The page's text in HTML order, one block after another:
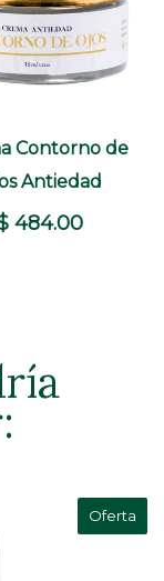
+ COMPRAR
Contorno de
Antiedad
484.00